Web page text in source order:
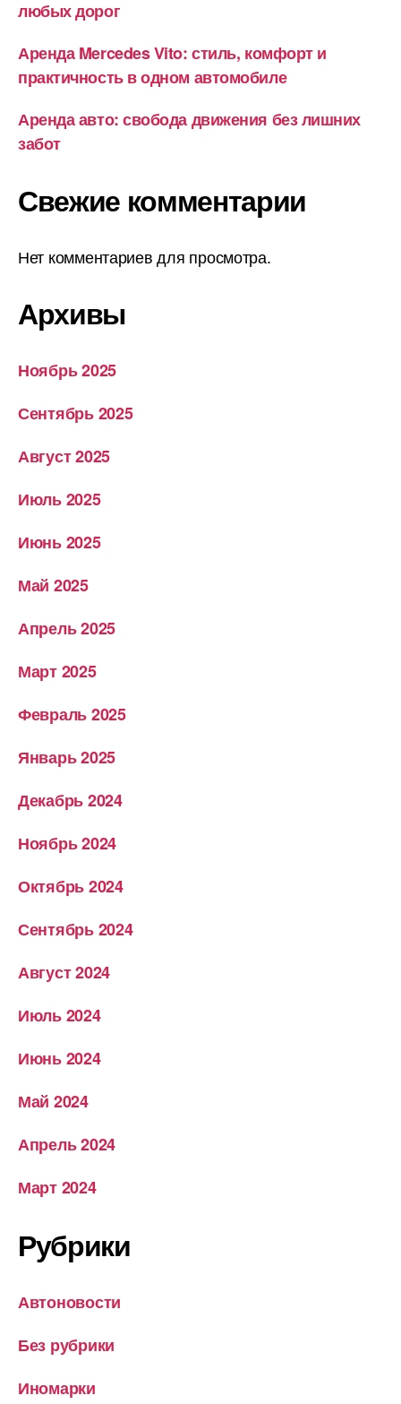
любых дорог
Аренда Mercedes Vito: стиль, комфорт и
практичность в одном автомобиле
Аренда авто: свобода движения без лишних
забот
Свежие комментарии
Нет комментариев для просмотра.
Архивы
Ноябрь 2025
Сентябрь 2025
Август 2025
Июль 2025
Июнь 2025
Май 2025
Апрель 2025
Март 2025
Февраль 2025
Январь 2025
Декабрь 2024
Ноябрь 2024
Октябрь 2024
Сентябрь 2024
Август 2024
Июль 2024
Июнь 2024
Май 2024
Апрель 2024
Март 2024
Рубрики
Автоновости
Без рубрики
Иномарки